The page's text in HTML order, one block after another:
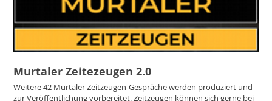
Murtaler Zeitezeugen 2.0
Weitere 42 Murtaler Zeitzeugen-Gespräche werden produziert und
zur Veröffentlichung vorbereitet. Zeitzeugen können sich gerne bei